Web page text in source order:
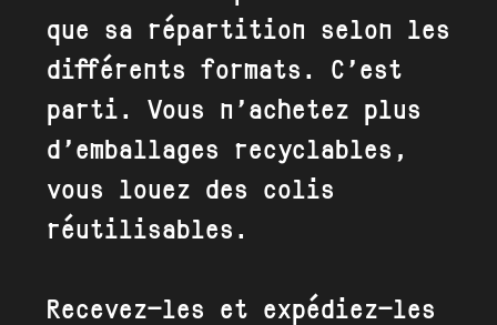
que sa répartition selon les
différents formats. C’est
parti. Vous n’achetez plus
d’emballages recyclables,
vous louez des colis
réutilisables.
Recevez-les et expédiez-les